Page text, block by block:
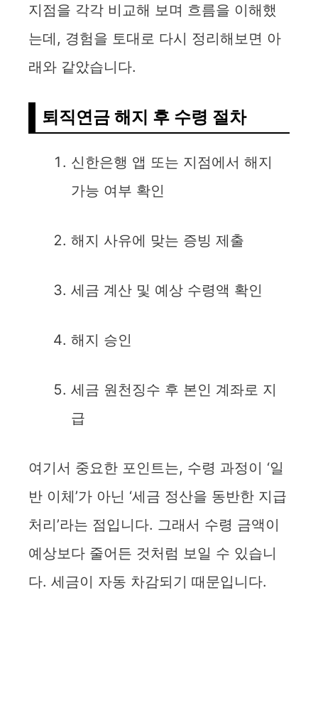
지점을 각각 비교해 보며 흐름을 이해했
는데, 경험을 토대로 다시 정리해보면 아
래와 같았습니다.
퇴직연금 해지 후 수령 절차
신한은행 앱 또는 지점에서 해지
가능 여부 확인
해지 사유에 맞는 증빙 제출
세금 계산 및 예상 수령액 확인
해지 승인
세금 원천징수 후 본인 계좌로 지
급
여기서 중요한 포인트는, 수령 과정이 ‘일
반 이체’가 아닌 ‘세금 정산을 동반한 지급
처리’라는 점입니다. 그래서 수령 금액이
예상보다 줄어든 것처럼 보일 수 있습니
다. 세금이 자동 차감되기 때문입니다.